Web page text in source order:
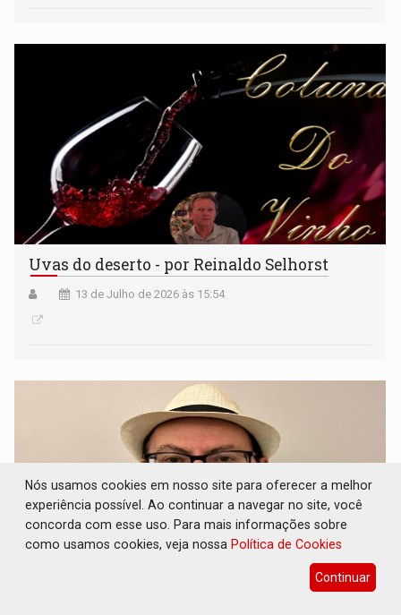
Uvas do deserto - por Reinaldo Selhorst
13 de Julho de 2026 às 15:54
Nós usamos cookies em nosso site para oferecer a melhor
experiência possível. Ao continuar a navegar no site, você
concorda com esse uso. Para mais informações sobre
como usamos cookies, veja nossa Política de Cookies
Continuar